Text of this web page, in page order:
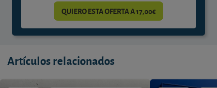
QUIERO ESTA OFERTA A 17,00€
Artículos relacionados